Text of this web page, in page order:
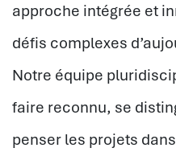
approche intégrée et
défis complexes
Notre équipe
faire reconnu, se
penser les projets